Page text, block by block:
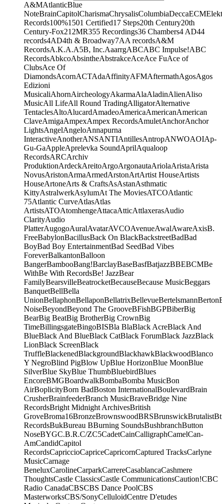
A&MAtlanticBlue
NoteBrainCapitolCharismaChrysalisColumbiaDeccaECM
Records100%1501 Certified17 Steps20th Century20th
Century-Fox21 2MR355 Recordings36 Chambers4 AD44
records4AD4th & Broadway7AA recordsA&M
RecordsA.K.A.A5B, Inc.AaarrgABCABC Impulse!ABC
RecordsAbkcoAbsintheAbstrakceAceAce FuAce of
ClubsAce Of
DiamondsAcornACTAdaAffinityAFMAftermathAgosAgos
Edizioni
MusicaliAhornAircheologyAkarmaAlaAladinAlienAliso
MusicAll LifeAll Round TradingAlligatorAlternative
TentaclesAltoAlucardAmadeoAmericaAmericanAmerican
ClaveAmigaAmpexAmpex RecordsAmuletAnchorAnchor
LightsAngelAngeloAnnapurna
InteractiveAnotherANSANTIAntillesAntropANWOAOIAp-
Gu-GaAppleAprelevka SoundAprilAqualoop
RecordsARCArchiv
ProduktionArdeckAreitoArgoArgonautaAriolaAristaArista
NovusAristonArmaArmedArstonArtArtist HouseArtists
HouseArtoneArts & CraftsAsAstanAsthmatic
KittyAstralwerkAsylumAt The MoviesATCOAtlantic
75Atlantic CurveAtlasAtlas
ArtistsATOAtomhengeAttacaAtticAttlaxerasAudio
ClarityAudio
PlatterAugogoAuralAvatarAVCOAvenueAwalAwareAxisB.
FreeBabylonBacillusBack On BlackBackstreetBadBad
BoyBad Boy EntertainmentBad SeedBad Vibes
ForeverBalkantonBalloon
BangerBambooBang!BarclayBaseBasfBatjazzBBEBCMBe
WithBe With RecordsBe! JazzBear
FamilyBearsvilleBeatrocketBecauseBecause MusicBeggars
BanquetBellBella
UnionBellaphonBellaponBellatrixBellevueBertelsmannBerton
NoiseBeyondBeyond The GrooveBFishBGPBiberBig
BearBig BeatBig BrotherBig CrownBig
TimeBillingsgateBingoBISBla BlaBlack AcreBlack And
BlueBlack And BlueBlack CatBlack ForumBlack JazzBlack
LionBlack ScreenBlack
TruffleBlackenedBlackgroundBlackhawkBlackwoodBlanco
Y NegroBlind PigBlow UpBlue HorizonBlue MoonBlue
SilverBlue SkyBlue ThumbBluebirdBlues
EncoreBMGBoardwalkBombaBomba MusicBon
AirBoplicityBorn BadBoston InternationalBoulevardBrain
CrusherBrainfeederBranch MusicBraveBridge Nine
RecordsBright Midnight ArchivesBritish
GroveBroma16BronzeBrownswoodBRSBrunswickBrutalist
RecordsBukBureau BBurning SoundsBushbranchButton
NoseBYGC.B.R.C/ZC5CadetCainCalligraphCamelCan-
AmCandidCapitol
RecordsCapriccioCapriceCapricornCaptured TracksCarlyne
MusicCarnage
BeneluxCarolineCarparkCarrereCasablancaCashmere
ThoughtsCastle ClassicsCastle CommunicationsCaution!CBC
Radio CanadaCBSCBS Dance PoolCBS
MasterworksCBS/SonyCelluloidCentre D'etudes